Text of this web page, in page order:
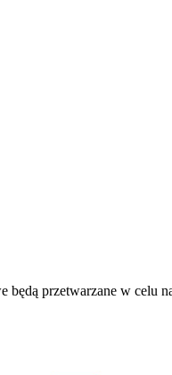
będą przetwarzane w